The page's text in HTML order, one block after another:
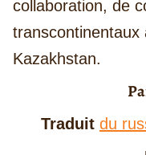
collaboration, de
transcontinentaux
Kazakhstan.
Traduit du